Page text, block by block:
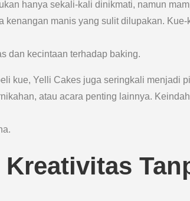
hanya sekali-kali dinikmati, namun
kenangan manis yang sulit dilupakan.
dan kecintaan terhadap baking.
kue, Yelli Cakes juga seringkali menjadi
atau acara penting lainnya.